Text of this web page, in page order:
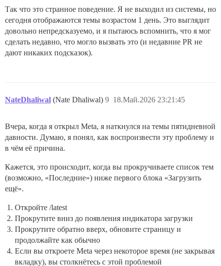
Так что это странное поведение. Я не выходил из системы, но
сегодня отображаются темы возрастом 1 день. Это выглядит
довольно непредсказуемо, и я пытаюсь вспомнить, что я мог
сделать недавно, что могло вызвать это (и недавние PR не
дают никаких подсказок).
NateDhaliwal (Nate Dhaliwal) 18.Май.2026 23:21:45
9
Вчера, когда я открыл Meta, я наткнулся на темы пятидневной
давности. Думаю, я понял, как воспроизвести эту проблему и
в чём её причина.
Кажется, это происходит, когда вы прокручиваете список тем
(возможно, «Последние») ниже первого блока «Загрузить
ещё».
Откройте /latest
Прокрутите вниз до появления индикатора загрузки
Прокрутите обратно вверх, обновите страницу и
продолжайте как обычно
Если вы откроете Meta через некоторое время (не закрывая
вкладку), вы столкнётесь с этой проблемой